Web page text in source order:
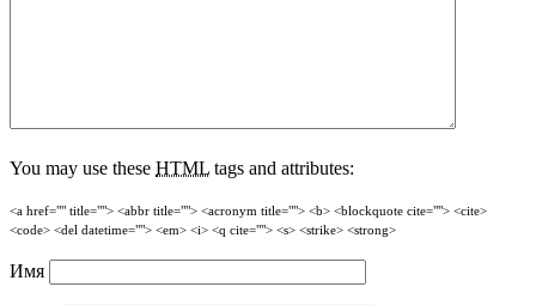
You may use these HTML tags and attributes:
<a href="" title=""> <abbr title=""> <acronym title=""> <b> <blockquote cite=""> <cite>
<code> <del datetime=""> <em> <i> <q cite=""> <s> <strike> <strong>
Имя